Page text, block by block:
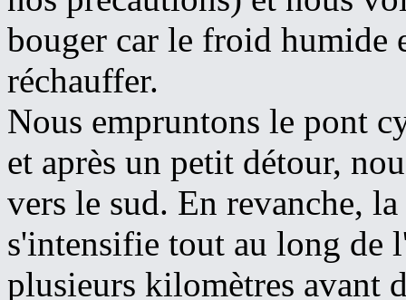
bouger car le froid humide
réchauffer.
Nous empruntons le pont
et après un petit détour,
vers le sud. En revanche,
s'intensifie tout au long de
plusieurs kilomètres avant